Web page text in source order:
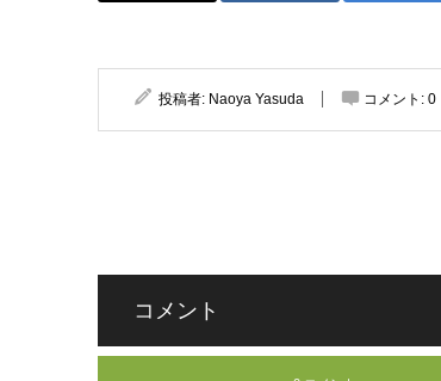
投稿者: Naoya Yasuda コメント: 0
コメント